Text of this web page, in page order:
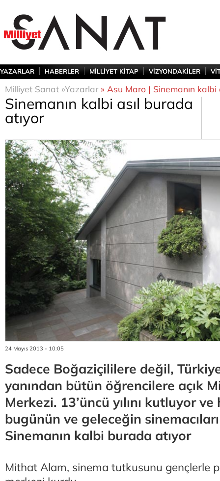
YAZARLAR HABERLER MİLLİYET KİTAP VİZYONDAKİLER
Milliyet Sanat »Yazarlar» Asu Maro | Sinemanın kalbi
Sinemanın kalbi asıl burada
atıyor
24 Mayıs 2013 - 10:05
Sadece Boğaziçililere değil,
yanından bütün öğrencilere açık
Merkezi. 13’üncü yılını kutluyor
bugünün ve geleceğin
Sinemanın kalbi burada atıyor
Mithat Alam, sinema tutkusunu gençlerle